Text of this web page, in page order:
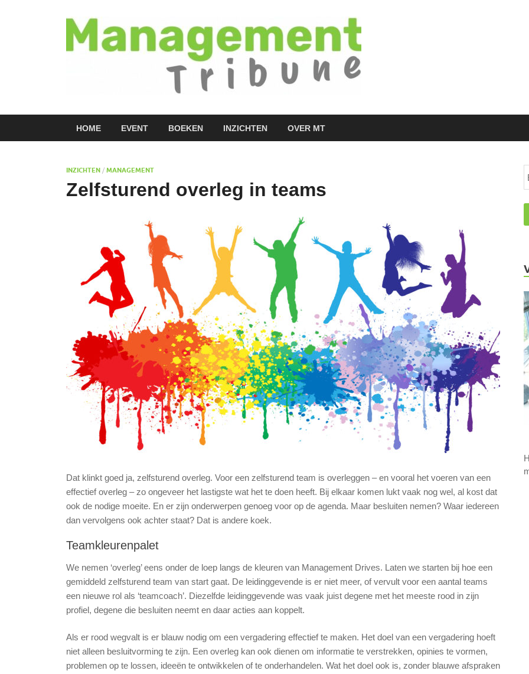
HOME EVENT BOEKEN INZICHTEN OVER MT
INZICHTEN / MANAGEMENT
Zelfsturend overleg in teams
Dat klinkt goed ja, zelfsturend overleg. Voor een zelfsturend team is overleggen – en vooral het voeren van een
effectief overleg – zo ongeveer het lastigste wat het te doen heeft. Bij elkaar komen lukt vaak nog wel, al kost dat
ook de nodige moeite. En er zijn onderwerpen genoeg voor op de agenda. Maar besluiten nemen? Waar iedereen
dan vervolgens ook achter staat? Dat is andere koek.
Teamkleurenpalet
We nemen ‘overleg’ eens onder de loep langs de kleuren van Management Drives. Laten we starten bij hoe een
gemiddeld zelfsturend team van start gaat. De leidinggevende is er niet meer, of vervult voor een aantal teams
een nieuwe rol als ‘teamcoach’. Diezelfde leidinggevende was vaak juist degene met het meeste rood in zijn
profiel, degene die besluiten neemt en daar acties aan koppelt.
Als er rood wegvalt is er blauw nodig om een vergadering effectief te maken. Het doel van een vergadering hoeft
niet alleen besluitvorming te zijn. Een overleg kan ook dienen om informatie te verstrekken, opinies te vormen,
problemen op te lossen, ideeën te ontwikkelen of te onderhandelen. Wat het doel ook is, zonder blauwe afspraken